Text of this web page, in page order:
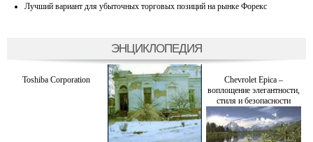
Лучший вариант для убыточных торговых позиций на рынке Форекс
ЭНЦИКЛОПЕДИЯ
Toshiba Corporation
Chevrolet Epica –
воплощение элегантности,
стиля и безопасности